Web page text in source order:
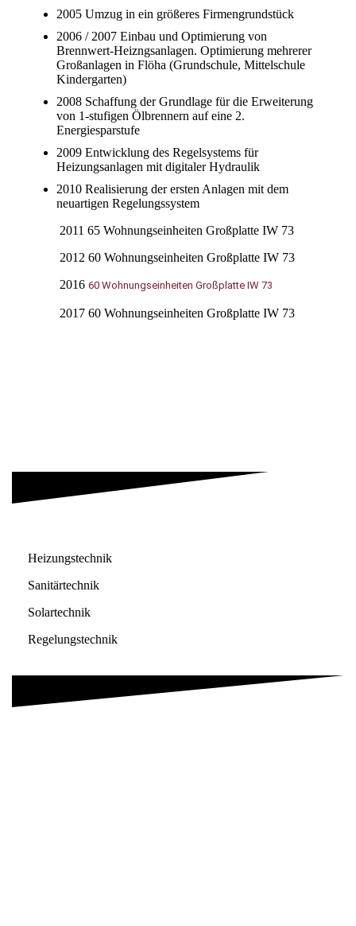
2005 Umzug in ein größeres Firmengrundstück
2006 / 2007 Einbau und Optimierung von
Brennwert-Heizngsanlagen. Optimierung mehrerer
Großanlagen in Flöha (Grundschule, Mittelschule
Kindergarten)
2008 Schaffung der Grundlage für die Erweiterung
von 1-stufigen Ölbrennern auf eine 2.
Energiesparstufe
2009 Entwicklung des Regelsystems für
Heizungsanlagen mit digitaler Hydraulik
2010 Realisierung der ersten Anlagen mit dem
neuartigen Regelungssystem
2011 65 Wohnungseinheiten Großplatte IW 73
2012 60 Wohnungseinheiten Großplatte IW 73
2016 60 Wohnungseinheiten Großplatte IW 73
2017 60 Wohnungseinheiten Großplatte IW 73
Heizungstechnik
Sanitärtechnik
Solartechnik
Regelungstechnik